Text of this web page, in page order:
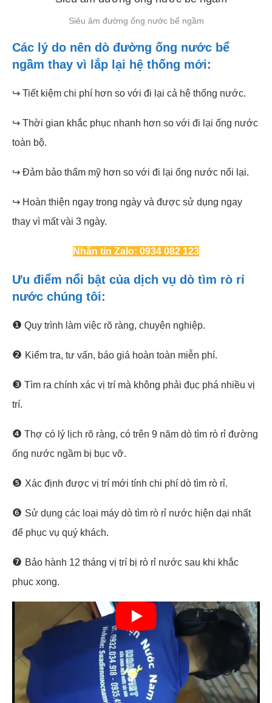
Siêu âm đường ống nước bể ngầm
Các lý do nên dò đường ống nước bể
ngầm thay vì lắp lại hệ thống mới:
↪ Tiết kiệm chi phí hơn so với đi lại cả hệ thống nước.
↪ Thời gian khắc phục nhanh hơn so với đi lại ống nước
toàn bộ.
↪ Đảm bảo thẩm mỹ hơn so với đi lại ống nước nổi lại.
↪ Hoàn thiện ngay trong ngày và được sử dụng ngay
thay vì mất vài 3 ngày.
Nhắn tin Zalo: 0934 082 123
Ưu điểm nổi bật của dịch vụ dò tìm rò rỉ
nước chúng tôi:
❶ Quy trình làm việc rõ ràng, chuyên nghiệp.
❷ Kiểm tra, tư vấn, báo giá hoàn toàn miễn phí.
❸ Tìm ra chính xác vị trí mà không phải đục phá nhiều vị
trí.
❹ Thợ có lý lịch rõ ràng, có trên 9 năm dò tìm rò rỉ đường
ống nước ngầm bị bục vỡ.
❺ Xác định được vị trí mới tính chi phí dò tìm rò rỉ.
❻ Sử dụng các loại máy dò tìm rò rỉ nước hiện dại nhất
để phục vụ quý khách.
❼ Bảo hành 12 tháng vị trí bị rò rỉ nước sau khi khắc
phục xong.